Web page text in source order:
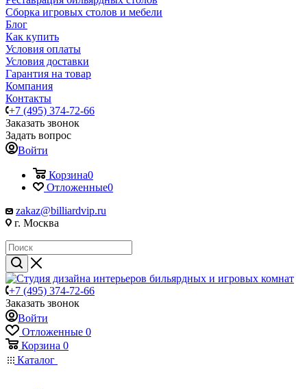
Сборка игровых столов и мебели
Блог
Как купить
Условия оплаты
Условия доставки
Гарантия на товар
Компания
Контакты
+7 (495) 374-72-66
Заказать звонок
Задать вопрос
Войти
Корзина0
Отложенные0
zakaz@billiardvip.ru
г. Москва
+7 (495) 374-72-66
Заказать звонок
Войти
Отложенные 0
Корзина 0
Каталог